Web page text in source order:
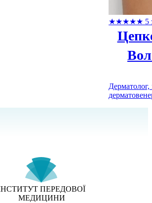
★★★★★ 5
Дерматолог,
ПЕРЕДОВОЇ
МЕДИЦИНИ